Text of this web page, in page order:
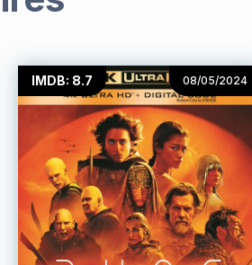
IMDB: 8.7 08/05/2024